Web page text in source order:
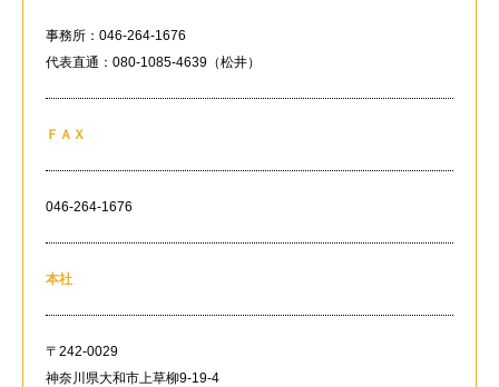
事務所：046-264-1676
代表直通：080-1085-4639（松井）
ＦＡＸ
046-264-1676
本社
〒242-0029
神奈川県大和市上草柳9-19-4